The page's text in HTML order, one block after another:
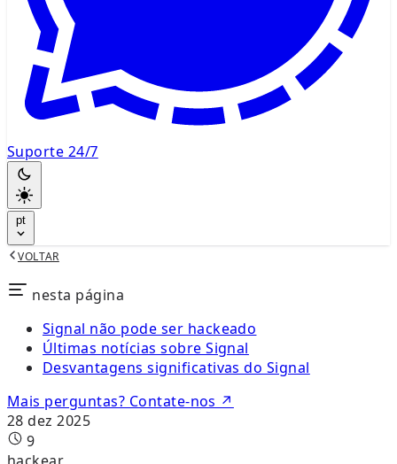
Suporte 24/7
pt
VOLTAR
nesta página
Signal não pode ser hackeado
Últimas notícias sobre Signal
Desvantagens significativas do Signal
Mais perguntas? Contate-nos ↗
28 dez 2025
9